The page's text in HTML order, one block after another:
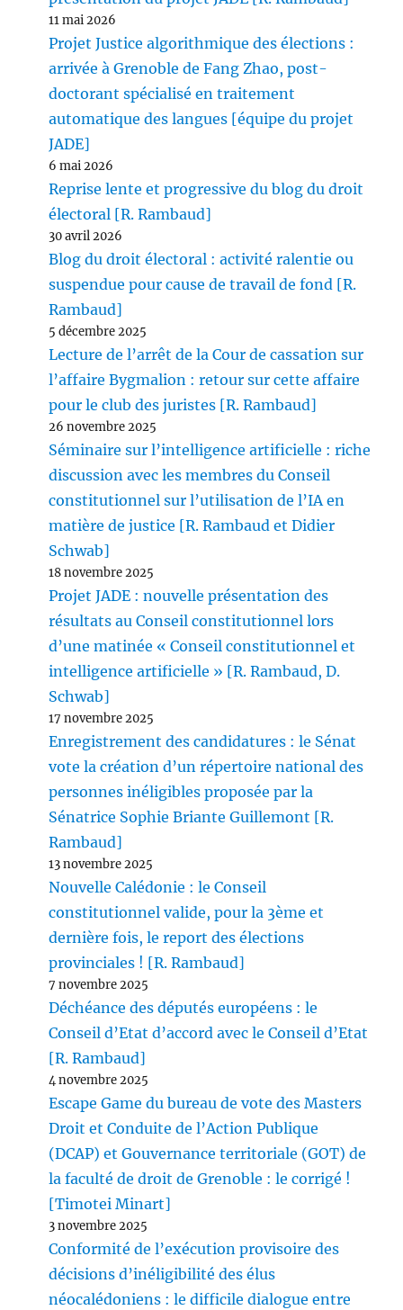
11 mai 2026
Projet Justice algorithmique des élections :
arrivée à Grenoble de Fang Zhao, post-
doctorant spécialisé en traitement
automatique des langues [équipe du projet
JADE]
6 mai 2026
Reprise lente et progressive du blog du droit
électoral [R. Rambaud]
30 avril 2026
Blog du droit électoral : activité ralentie ou
suspendue pour cause de travail de fond [R.
Rambaud]
5 décembre 2025
Lecture de l’arrêt de la Cour de cassation sur
l’affaire Bygmalion : retour sur cette affaire
pour le club des juristes [R. Rambaud]
26 novembre 2025
Séminaire sur l’intelligence artificielle : riche
discussion avec les membres du Conseil
constitutionnel sur l’utilisation de l’IA en
matière de justice [R. Rambaud et Didier
Schwab]
18 novembre 2025
Projet JADE : nouvelle présentation des
résultats au Conseil constitutionnel lors
d’une matinée « Conseil constitutionnel et
intelligence artificielle » [R. Rambaud, D.
Schwab]
17 novembre 2025
Enregistrement des candidatures : le Sénat
vote la création d’un répertoire national des
personnes inéligibles proposée par la
Sénatrice Sophie Briante Guillemont [R.
Rambaud]
13 novembre 2025
Nouvelle Calédonie : le Conseil
constitutionnel valide, pour la 3ème et
dernière fois, le report des élections
provinciales ! [R. Rambaud]
7 novembre 2025
Déchéance des députés européens : le
Conseil d’Etat d’accord avec le Conseil d’Etat
[R. Rambaud]
4 novembre 2025
Escape Game du bureau de vote des Masters
Droit et Conduite de l’Action Publique
(DCAP) et Gouvernance territoriale (GOT) de
la faculté de droit de Grenoble : le corrigé !
[Timotei Minart]
3 novembre 2025
Conformité de l’exécution provisoire des
décisions d’inéligibilité des élus
néocalédoniens : le difficile dialogue entre